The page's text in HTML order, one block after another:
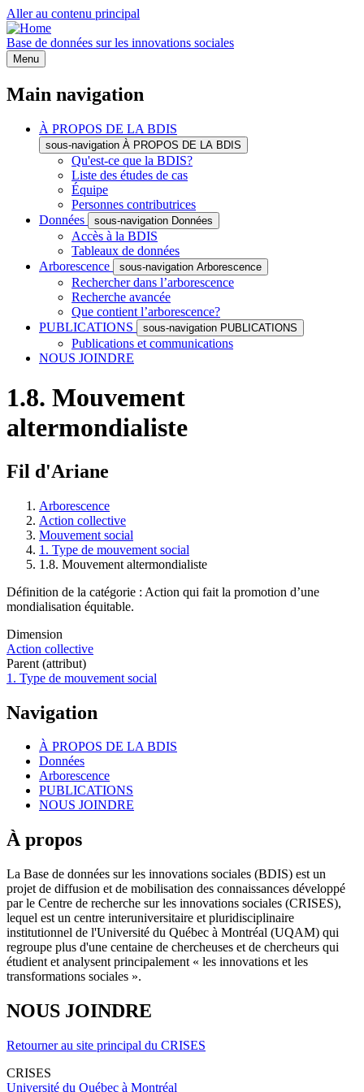
Aller au contenu principal
Base de données sur les innovations sociales
Menu
Main navigation
À PROPOS DE LA BDIS
sous-navigation À PROPOS DE LA BDIS
Qu'est-ce que la BDIS?
Liste des études de cas
Équipe
Personnes contributrices
Données
sous-navigation Données
Accès à la BDIS
Tableaux de données
Arborescence
sous-navigation Arborescence
Rechercher dans l’arborescence
Recherche avancée
Que contient l’arborescence?
PUBLICATIONS
sous-navigation PUBLICATIONS
Publications et communications
NOUS JOINDRE
1.8. Mouvement
altermondialiste
Fil d'Ariane
Arborescence
Action collective
Mouvement social
1. Type de mouvement social
1.8. Mouvement altermondialiste
Définition de la catégorie : Action qui fait la promotion d’une
mondialisation équitable.
Dimension
Action collective
Parent (attribut)
1. Type de mouvement social
Navigation
À PROPOS DE LA BDIS
Données
Arborescence
PUBLICATIONS
NOUS JOINDRE
À propos
La Base de données sur les innovations sociales (BDIS) est un
projet de diffusion et de mobilisation des connaissances développé
par le Centre de recherche sur les innovations sociales (CRISES),
lequel est un centre interuniversitaire et pluridisciplinaire
institutionnel de l'Université du Québec à Montréal (UQAM) qui
regroupe plus d'une centaine de chercheuses et de chercheurs qui
étudient et analysent principalement « les innovations et les
transformations sociales ».
NOUS JOINDRE
Retourner au site principal du CRISES
CRISES
Université du Québec à Montréal